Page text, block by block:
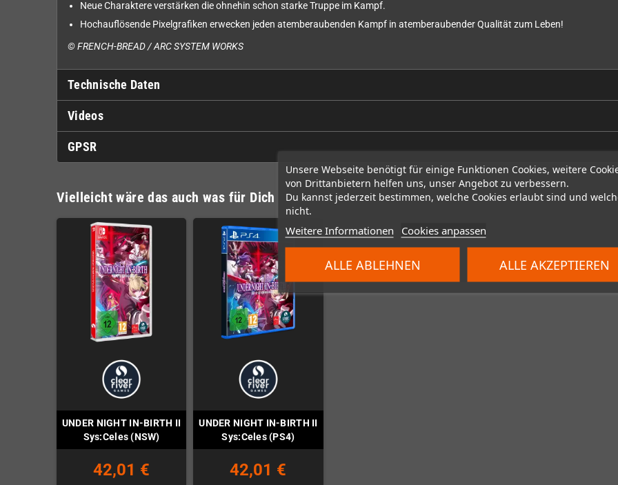
Unsere Webseite benötigt für einige Funktionen Cookies, weitere
von Drittanbietern helfen uns, unser Angebot zu verbessern.
Du kannst jederzeit bestimmen, welche Cookies erlaubt sind und
nicht.
Weitere Informationen Cookies anpassen
ALLE ABLEHNEN ALLE AKZEPTIEREN
Neue Charaktere verstärken die ohnehin schon starke Truppe im Kampf.
Hochauflösende Pixelgrafiken erwecken jeden atemberaubenden Kampf in atemberaubender Qualität zum Leben!
© FRENCH-BREAD / ARC SYSTEM WORKS
Technische Daten
Videos
GPSR
Vielleicht wäre das auch was für Dich
UNDER NIGHT IN-BIRTH II
Sys:Celes (NSW)
42,01 €
UNDER NIGHT IN-BIRTH II
Sys:Celes (PS4)
42,01 €